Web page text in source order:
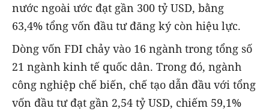
nước ngoài ước đạt gần 300 tỷ USD, bằng
63,4% tổng vốn đầu tư đăng ký còn hiệu lực.
Dòng vốn FDI chảy vào 16 ngành trong tổng số
21 ngành kinh tế quốc dân. Trong đó, ngành
công nghiệp chế biến, chế tạo dẫn đầu với tổng
vốn đầu tư đạt gần 2,54 tỷ USD, chiếm 59,1%